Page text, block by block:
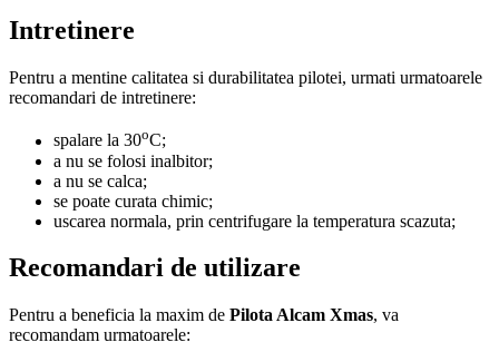
Intretinere
Pentru a mentine calitatea si durabilitatea pilotei, urmati urmatoarele
recomandari de intretinere:
spalare la 30oC;
a nu se folosi inalbitor;
a nu se calca;
se poate curata chimic;
uscarea normala, prin centrifugare la temperatura scazuta;
Recomandari de utilizare
Pentru a beneficia la maxim de Pilota Alcam Xmas, va
recomandam urmatoarele: